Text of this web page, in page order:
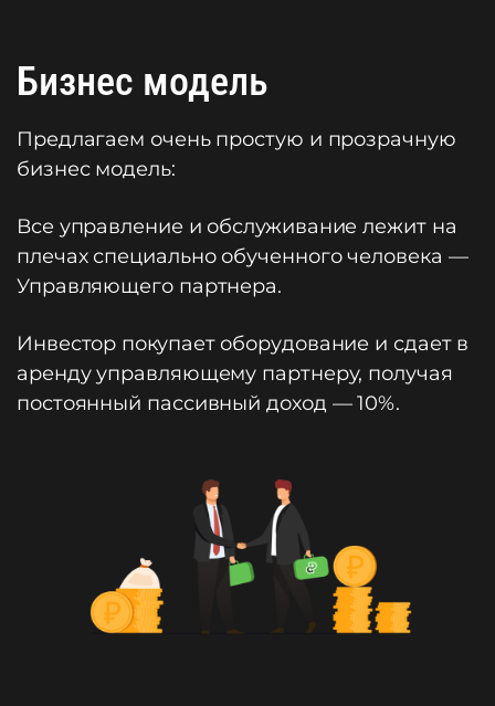
Бизнес модель
Предлагаем очень простую и прозрачную
бизнес модель:
Все управление и обслуживание лежит на
плечах специально обученного человека —
Управляющего партнера.
Инвестор покупает оборудование и сдает в
аренду управляющему партнеру, получая
постоянный пассивный доход — 10%.